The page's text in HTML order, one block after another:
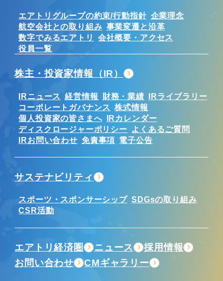
エアトリグループの約束/行動指針 企業理念
航空会社との取り組み 事業変遷と沿革
数字でみるエアトリ
会社概要・アクセス
役員一覧
株主・投資家情報（IR）
IRニュース 経営情報 財務・業績 IRライブラリー
コーポレートガバナンス 株式情報
個人投資家の皆さまへ IRカレンダー
ディスクロージャーポリシー
よくあるご質問
IRお問い合わせ 免責事項 電子公告
サステナビリティ
スポーツ・スポンサーシップ SDGsの取り組み
CSR活動
エアトリ経済圏 ニュース
採用情報
お問い合わせ
CMギャラリー